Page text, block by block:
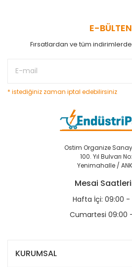
E-BÜLTEN
Fırsatlardan ve tüm
* istediğiniz zaman iptal edebilirsiniz
Ostim Organize
100. Yıl Bulvarı
Yenimahalle /
Mesai
Hafta İçi: 09:00 -
Cumartesi 09:00
KURUMSAL